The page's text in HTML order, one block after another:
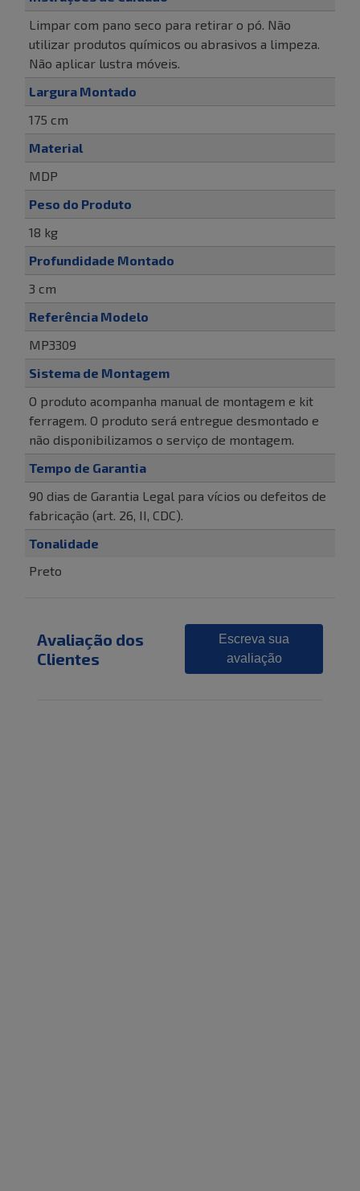
Limpar com pano seco para retirar o pó. Não
utilizar produtos químicos ou abrasivos a limpeza.
Não aplicar lustra móveis.
Largura Montado
175 cm
Material
MDP
Peso do Produto
18 kg
Profundidade Montado
3 cm
Referência Modelo
MP3309
Sistema de Montagem
O produto acompanha manual de montagem e kit
ferragem. O produto será entregue desmontado e
não disponibilizamos o serviço de montagem.
Tempo de Garantia
90 dias de Garantia Legal para vícios ou defeitos de
fabricação (art. 26, II, CDC).
Tonalidade
Preto
Avaliação dos
Clientes
Escreva sua
avaliação